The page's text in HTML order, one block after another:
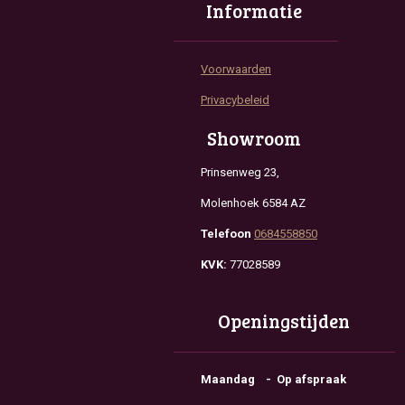
Informatie
Voorwaarden
Privacybeleid
Showroom
Prinsenweg 23,
Molenhoek 6584 AZ
Telefoon 0684558850
KVK: 77028589
Openingstijden
Maandag - Op afspraak